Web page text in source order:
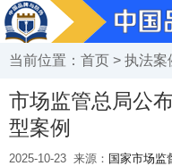
当前位置： 首页 > 执法案
市场监管总局公
型案例
2025-10-23 来源： 国家市场监